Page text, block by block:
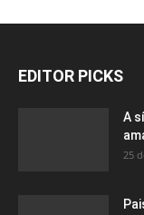
EDITOR PICKS
A
25